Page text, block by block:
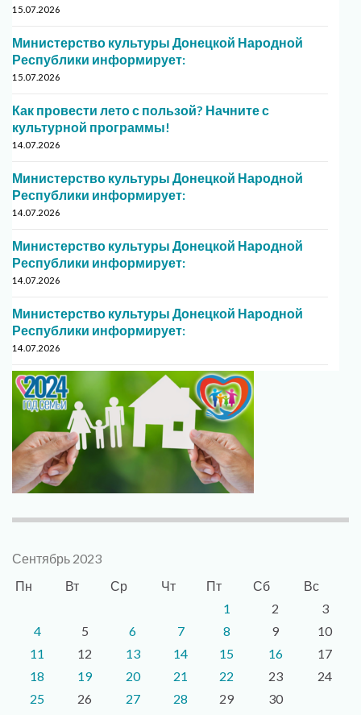
15.07.2026
Министерство культуры Донецкой Народной
Республики информирует:
15.07.2026
Как провести лето с пользой? Начните с
культурной программы!
14.07.2026
Министерство культуры Донецкой Народной
Республики информирует:
14.07.2026
Министерство культуры Донецкой Народной
Республики информирует:
14.07.2026
Министерство культуры Донецкой Народной
Республики информирует:
14.07.2026
Сентябрь 2023
Пн
Вт Ср Чт Пт Сб
Вс
1
2
3
4
5 6 7 8 9
10
11
12 13 14 15 16
17
18
19 20 21 22 23
24
25
26 27 28 29
30